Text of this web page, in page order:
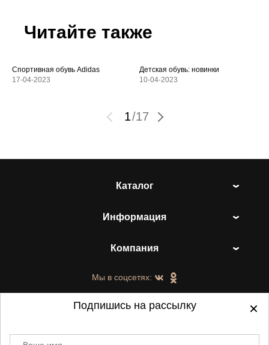
Читайте также
Спортивная обувь Adidas
17-04-2023
Детская обувь: новинки
10-04-2023
1/17
Каталог
Информация
Компания
Мы в соцсетях:
Подпишись на рассылку